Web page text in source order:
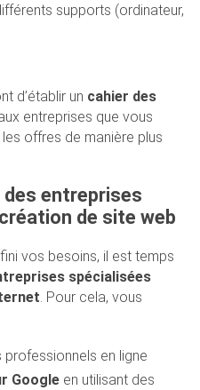
supports (ordinateur,
d’établir un cahier des
entreprises que vous
offres de manière plus
des entreprises
de site web
vos besoins, il est temps
spécialisées
. Pour cela, vous
professionnels en ligne
Googleen utilisant des